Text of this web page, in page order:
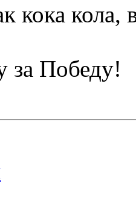
кока
за Победу!